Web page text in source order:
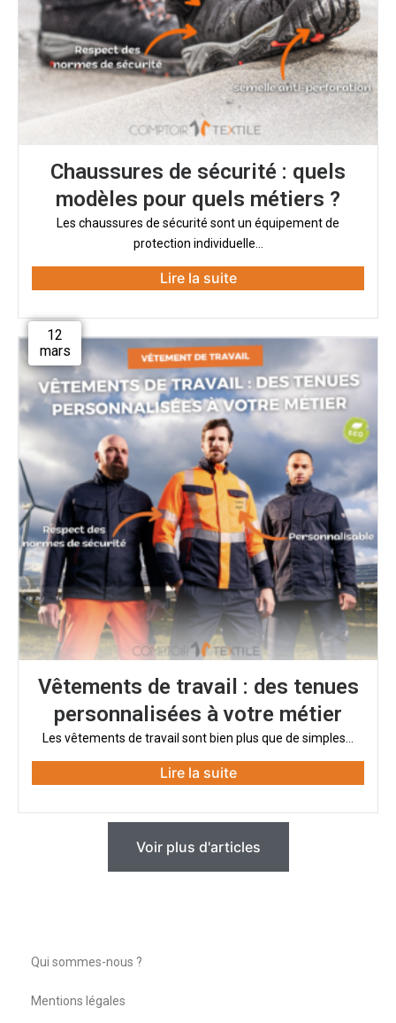
Chaussures de sécurité : quels
modèles pour quels métiers ?
Les chaussures de sécurité sont un équipement de
protection individuelle...
Lire la suite
12
mars
Vêtements de travail : des tenues
personnalisées à votre métier
Les vêtements de travail sont bien plus que de simples...
Lire la suite
Voir plus d'articles
Qui sommes-nous ?
Mentions légales